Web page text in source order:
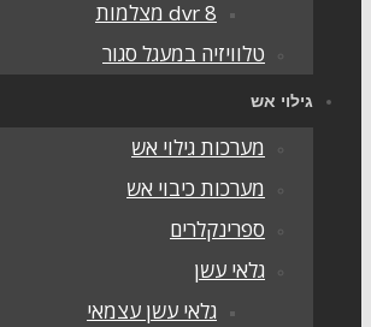
dvr 8 מצלמות
טלוויזיה במעגל סגור
גילוי אש
מערכות גילוי אש
מערכות כיבוי אש
ספרינקלרים
גלאי עשן
גלאי עשן עצמאי